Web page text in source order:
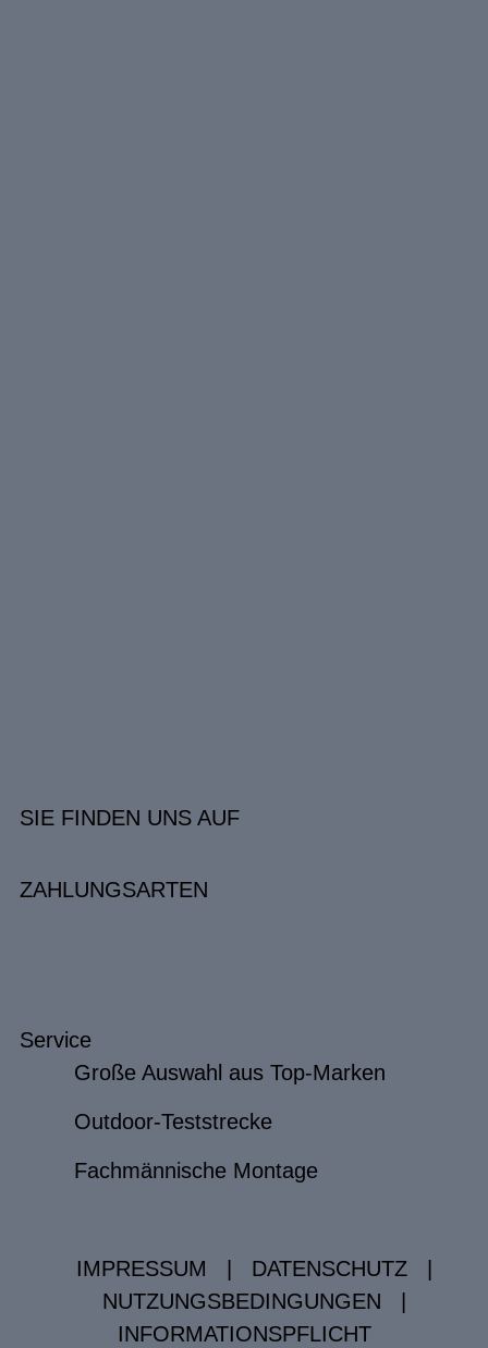
SIE FINDEN UNS AUF
ZAHLUNGSARTEN
Service
Große Auswahl aus Top-Marken
Outdoor-Teststrecke
Fachmännische Montage
IMPRESSUM DATENSCHUTZ
NUTZUNGSBEDINGUNGEN
INFORMATIONSPFLICHT